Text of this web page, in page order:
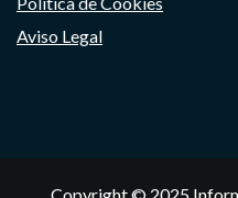
Aviso Legal